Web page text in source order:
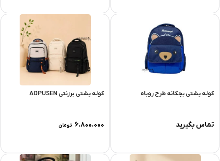
کوله پشتی بچگانه طرح روباه
تماس بگیرید
کوله پشتی برزنتی AOPUSEN
۶.۸۰۰.۰۰۰ تومان